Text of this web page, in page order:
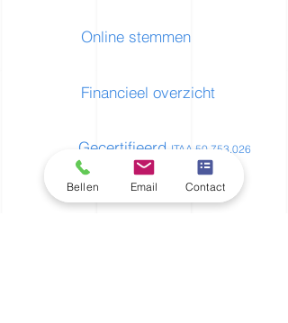
Online stemmen
Financieel overzicht
Gecertifieerd ITAA 50.753.026
Bellen Email Contact